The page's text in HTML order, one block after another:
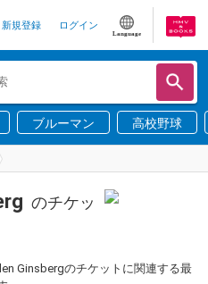
新規登録 ログイン
Language
ブルーマン 高校野球
のチケッ
Ginsbergのチケットに関連する最